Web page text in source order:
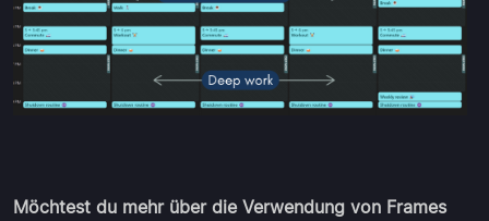
Möchtest du mehr über die Verwendung von Frames